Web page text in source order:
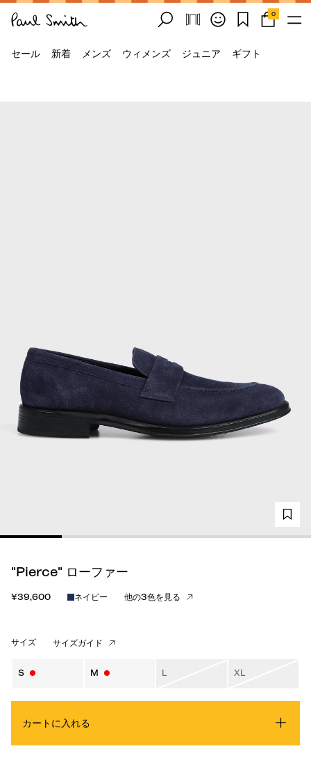
0
セール 新着 メンズ ウィメンズ ジュニア ギフト
"Pierce" ローファー
¥39,600 ネイビー 他の3色を見る
サイズ サイズガイド
S M L XL
カートに入れる